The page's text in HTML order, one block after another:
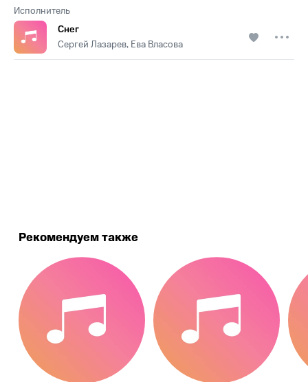
Исполнитель
Снег
Сергей Лазарев, Ева Власова
Рекомендуем также